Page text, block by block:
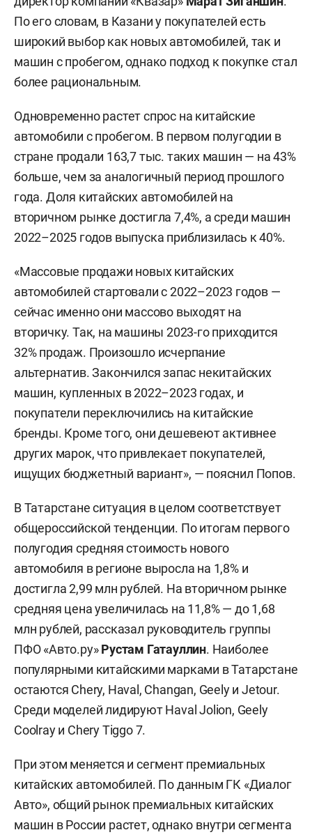
По его словам, в Казани у покупателей есть
широкий выбор как новых автомобилей, так и
машин с пробегом, однако подход к покупке стал
более рациональным.
Одновременно растет спрос на китайские
автомобили с пробегом. В первом полугодии в
стране продали 163,7 тыс. таких машин — на 43%
больше, чем за аналогичный период прошлого
года. Доля китайских автомобилей на
вторичном рынке достигла 7,4%, а среди машин
2022–2025 годов выпуска приблизилась к 40%.
«Массовые продажи новых китайских
автомобилей стартовали с 2022–2023 годов —
сейчас именно они массово выходят на
вторичку. Так, на машины 2023-го приходится
32% продаж. Произошло исчерпание
альтернатив. Закончился запас некитайских
машин, купленных в 2022–2023 годах, и
покупатели переключились на китайские
бренды. Кроме того, они дешевеют активнее
других марок, что привлекает покупателей,
ищущих бюджетный вариант», — пояснил Попов.
В Татарстане ситуация в целом соответствует
общероссийской тенденции. По итогам первого
полугодия средняя стоимость нового
автомобиля в регионе выросла на 1,8% и
достигла 2,99 млн рублей. На вторичном рынке
средняя цена увеличилась на 11,8% — до 1,68
млн рублей, рассказал руководитель группы
ПФО «Авто.ру»Рустам Гатауллин. Наиболее
популярными китайскими марками в Татарстане
остаются Chery, Haval, Changan, Geely и Jetour.
Среди моделей лидируют Haval Jolion, Geely
Coolray и Chery Tiggo 7.
При этом меняется и сегмент премиальных
китайских автомобилей. По данным ГК «Диалог
Авто», общий рынок премиальных китайских
машин в России растет, однако внутри сегмента